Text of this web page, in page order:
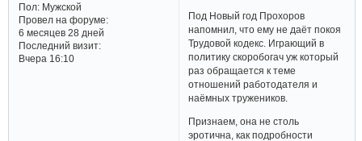
Пол:Мужской
Провел на форуме:
6 месяцев 28 дней
Последний визит:
Вчера 16:10
Под Новый год Прохоров
напомнил, что ему не даёт покоя
Трудовой кодекс. Играющий в
политику скоробогач уж который
раз обращается к теме
отношений работодателя и
наёмных тружеников.
Признаем, она не столь
эротична, как подробности